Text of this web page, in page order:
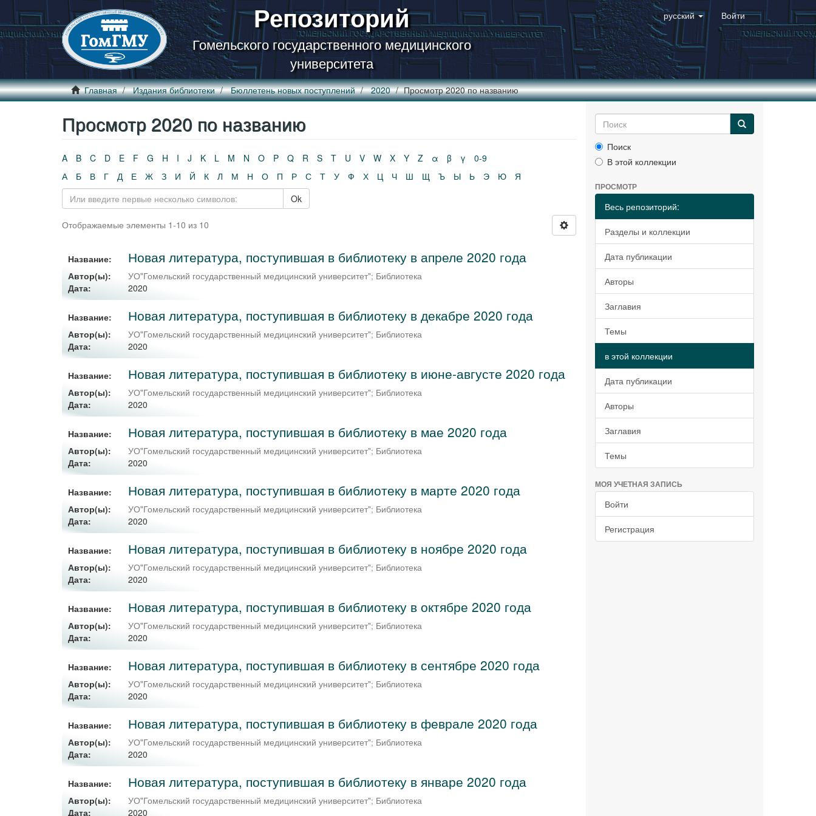
Репозиторий
Гомельского государственного медицинского
университета
русский Войти
Главная Издания библиотеки Бюллетень новых поступлений 2020 Просмотр 2020 по названию
Просмотр 2020 по названию
A B C D E F G H I J K L M N O P Q R S T U V W X Y Z α β γ
0-9
А
Б В Г Д Е Ж З И Й К Л М Н О П Р С Т У Ф Х Ц Ч Ш Щ Ъ Ы Ь Э Ю
Я
Ok
Отображаемые элементы 1-10 из 10
Название: Новая литература, поступившая в библиотеку в апреле 2020 года
Автор(ы):
УО"Гомельский государственный медицинский университет"; Библиотека
Дата:
2020
Название: Новая литература, поступившая в библиотеку в декабре 2020 года
Автор(ы): УО"Гомельский государственный медицинский университет"; Библиотека
Дата:
2020
Название: Новая литература, поступившая в библиотеку в июне-августе 2020 года
Автор(ы):
УО"Гомельский государственный медицинский университет"; Библиотека
Дата:
2020
Название: Новая литература, поступившая в библиотеку в мае 2020 года
Автор(ы):
УО"Гомельский государственный медицинский университет"; Библиотека
Дата:
2020
Название: Новая литература, поступившая в библиотеку в марте 2020 года
Автор(ы):
УО"Гомельский государственный медицинский университет"; Библиотека
Дата:
2020
Название: Новая литература, поступившая в библиотеку в ноябре 2020 года
Автор(ы):
УО"Гомельский государственный медицинский университет"; Библиотека
Дата:
2020
Название: Новая литература, поступившая в библиотеку в октябре 2020 года
Автор(ы):
УО"Гомельский государственный медицинский университет"; Библиотека
Дата:
2020
Название: Новая литература, поступившая в библиотеку в сентябре 2020 года
Автор(ы):
УО"Гомельский государственный медицинский университет"; Библиотека
Дата:
2020
Название: Новая литература, поступившая в библиотеку в феврале 2020 года
Автор(ы):
УО"Гомельский государственный медицинский университет"; Библиотека
Дата:
2020
Название: Новая литература, поступившая в библиотеку в январе 2020 года
Автор(ы):
УО"Гомельский государственный медицинский университет"; Библиотека
Дата:
2020
Поиск
В этой коллекции
ПРОСМОТР
Весь репозиторий:
Разделы и коллекции
Дата публикации
Авторы
Заглавия
Темы
в этой коллекции
Дата публикации
Авторы
Заглавия
Темы
МОЯ УЧЕТНАЯ ЗАПИСЬ
Войти
Регистрация